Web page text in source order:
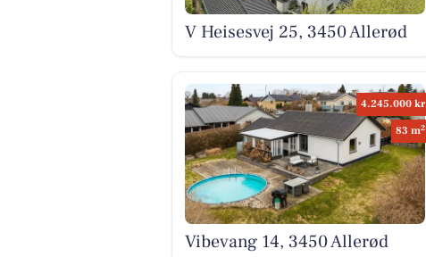
V Heisesvej 25, 3450 Allerød
4.245.000 kr
83 m2
Vibevang 14, 3450 Allerød